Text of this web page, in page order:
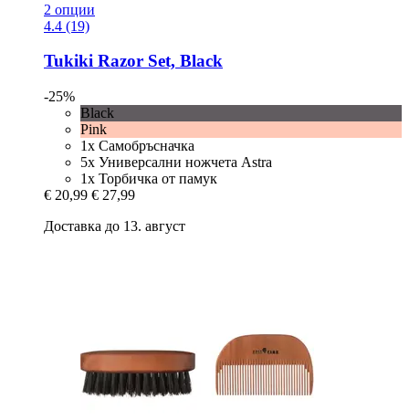
2 опции
4.4 (19)
Tukiki Razor Set, Black
-25%
Black
Pink
1x Самобръсначка
5x Универсални ножчета Astra
1x Торбичка от памук
€ 20,99 € 27,99
Доставка до 13. август